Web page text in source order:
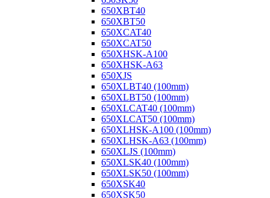
650XBT40
650XBT50
650XCAT40
650XCAT50
650XHSK-A100
650XHSK-A63
650XJS
650XLBT40 (100mm)
650XLBT50 (100mm)
650XLCAT40 (100mm)
650XLCAT50 (100mm)
650XLHSK-A100 (100mm)
650XLHSK-A63 (100mm)
650XLJS (100mm)
650XLSK40 (100mm)
650XLSK50 (100mm)
650XSK40
650XSK50